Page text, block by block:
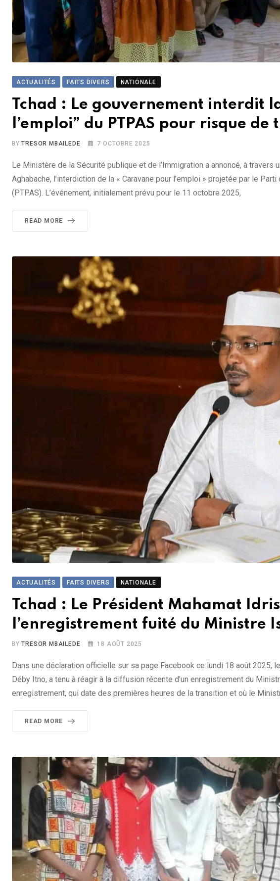
ACTUALITÉS FAITS DIVERS NATIONALE
Tchad : Le gouvernement interdit
l’emploi” du PTPAS pour risque
BYTRESOR MBAILEDE 7 OCTOBRE 2025
Le Ministère de la Sécurité publique et de l’Immigration a annoncé, à
Aghabache, l’interdiction de la « Caravane pour l’emploi » projetée par le
(PTPAS). L’événement, initialement prévu pour le 11 octobre 2025,
READ MORE
ACTUALITÉS FAITS DIVERS NATIONALE
Tchad : Le Président Mahamat
l’enregistrement fuité du Ministre
BYTRESOR MBAILEDE 18 AOÛT 2025
Dans une déclaration officielle sur sa page Facebook ce lundi 18 août 2025,
Déby Itno, a tenu à réagir à la diffusion récente d’un enregistrement du
enregistrement, qui date des premières heures de la transition et où le
READ MORE